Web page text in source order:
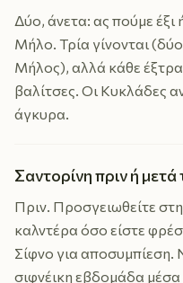
Δύο, άνετα: ας πούμε έξι
Μήλο. Τρία γίνονται
Μήλος), αλλά κάθε έξτρα
βαλίτσες. Οι Κυκλάδες
άγκυρα.
Σαντορίνη πριν ή μετά
Πριν. Προσγειωθείτε
καλντέρα όσο είστε
Σίφνο για αποσυμπίεση.
σιφνέικη εβδομάδα